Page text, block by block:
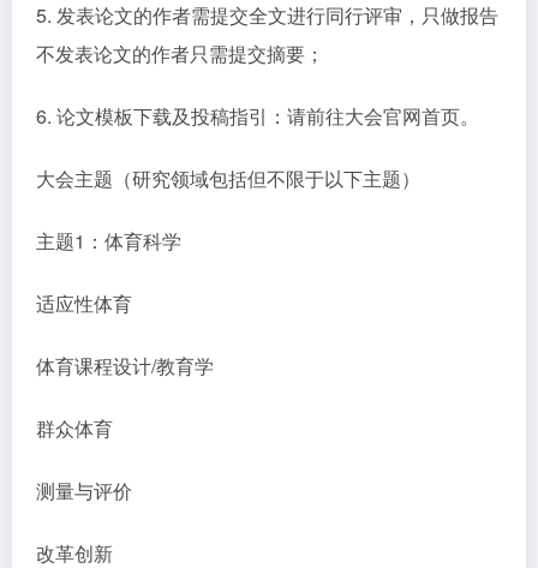
5. 发表论文的作者需提交全文进行同行评审，只做报告
不发表论文的作者只需提交摘要；
6. 论文模板下载及投稿指引：请前往大会官网首页。
大会主题（研究领域包括但不限于以下主题）
主题1：体育科学
适应性体育
体育课程设计/教育学
群众体育
测量与评价
改革创新